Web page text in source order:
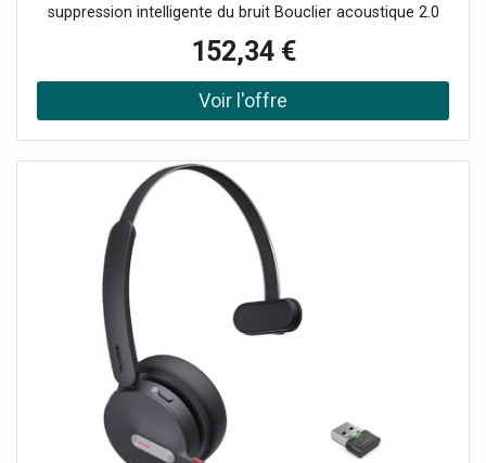
suppression intelligente du bruit Bouclier acoustique 2.0
conversation Certifié Microsoft Teams et compatible UC
152,34 €